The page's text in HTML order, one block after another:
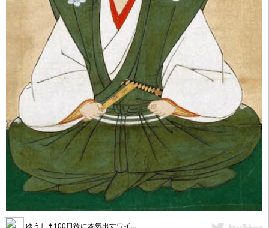
ゆうし✝️100日後に本気出すワイ...